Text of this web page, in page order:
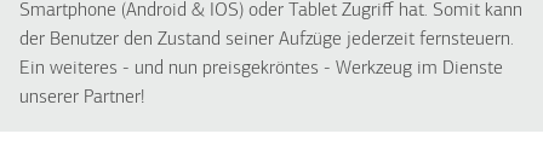
Smartphone (Android & IOS) oder Tablet Zugriff hat. Somit kann
der Benutzer den Zustand seiner Aufzüge jederzeit fernsteuern.
Ein weiteres - und nun preisgekröntes - Werkzeug im Dienste
unserer Partner!